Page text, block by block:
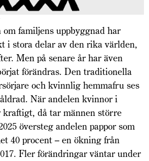
familjens uppbyggnad har
i stora delar av den rika världen,
Men på senare år har även
förändras. Den traditionella
och kvinnlig hemmafru ses
När andelen kvinnor i
då tar männen större
översteg andelen pappor som
40 procent – en ökning från
Fler förändringar väntar under